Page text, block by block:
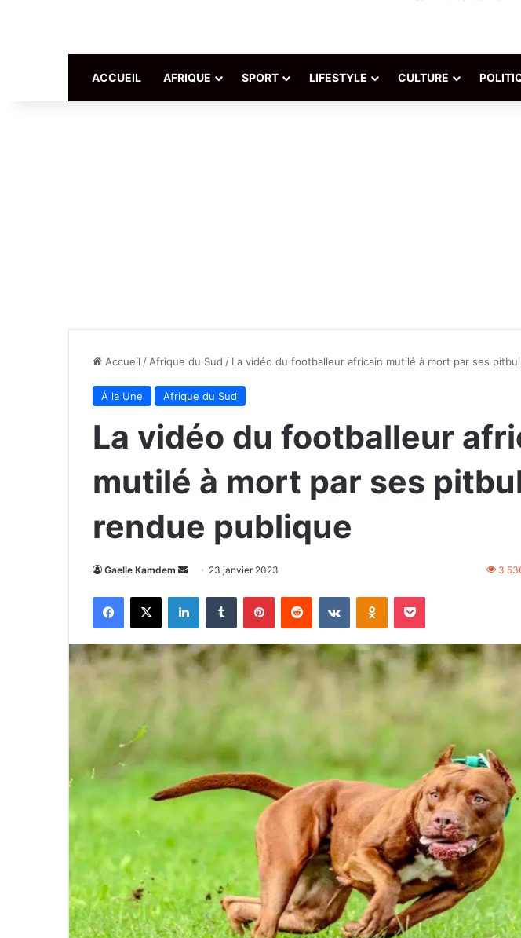
ACCUEIL AFRIQUE SPORT LIFESTYLE CULTURE
Accueil / Afrique du Sud / La vidéo du footballeur africain mutilé à mort par ses
À la Une Afrique du Sud
La vidéo du footballeur
mutilé à mort par ses
rendue publique
Gaelle Kamdem
Envoyer
courriel
23 janvier 2023 3
Facebook
X LinkedinTumblr PinterestReddit VKontakteOdnoklassniki
Pocket